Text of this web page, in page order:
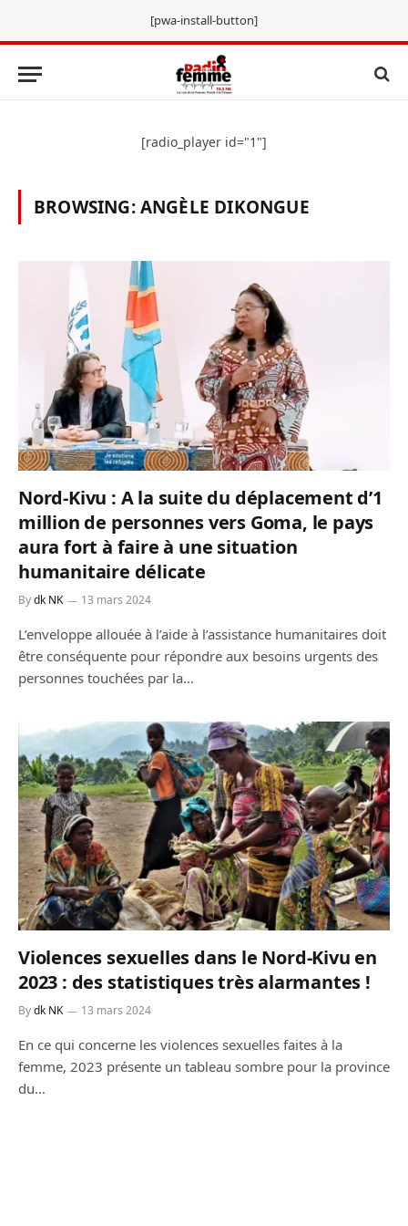
[pwa-install-button]
[radio_player id="1"]
BROWSING:ANGÈLE DIKONGUE
Nord-Kivu : A la suite du déplacement d’1
million de personnes vers Goma, le pays
aura fort à faire à une situation
humanitaire délicate
Bydk NK 13 mars 2024
L’enveloppe allouée à l’aide à l’assistance humanitaires doit
être conséquente pour répondre aux besoins urgents des
personnes touchées par la…
Violences sexuelles dans le Nord-Kivu en
2023 : des statistiques très alarmantes !
Bydk NK 13 mars 2024
En ce qui concerne les violences sexuelles faites à la
femme, 2023 présente un tableau sombre pour la province
du…